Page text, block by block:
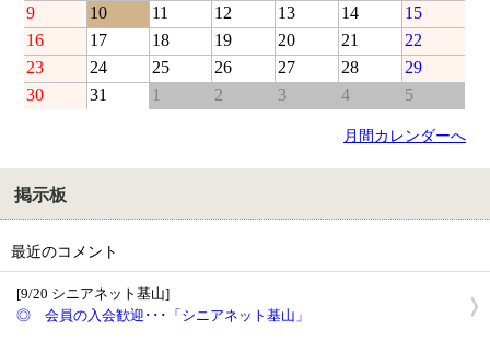
9
10 11 12 13 14
15
16
17 18 19 20 21
22
23
24 25 26 27 28
29
30
31 1 2 3 4 5
月間カレンダーへ
掲示板
最近のコメント
◎ 会員の入会歓迎･･･「シニアネット基山」
[9/20 シニアネット基山]